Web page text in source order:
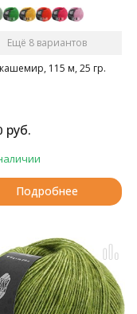
Ещё 8 вариантов
115 м, 25 гр.
руб.
Подробнее